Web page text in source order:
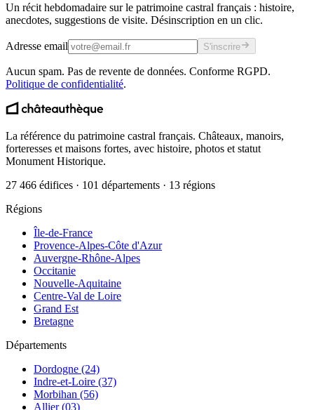
Un récit hebdomadaire sur le patrimoine castral français : histoire,
anecdotes, suggestions de visite. Désinscription en un clic.
Adresse email S'inscrire
Aucun spam. Pas de revente de données. Conforme RGPD.
Politique de confidentialité.
La référence du patrimoine castral français. Châteaux, manoirs,
forteresses et maisons fortes, avec histoire, photos et statut
Monument Historique.
27 466 édifices · 101 départements · 13 régions
Régions
Île-de-France
Provence-Alpes-Côte d'Azur
Auvergne-Rhône-Alpes
Occitanie
Nouvelle-Aquitaine
Centre-Val de Loire
Grand Est
Bretagne
Départements
Dordogne (24)
Indre-et-Loire (37)
Morbihan (56)
Allier (03)